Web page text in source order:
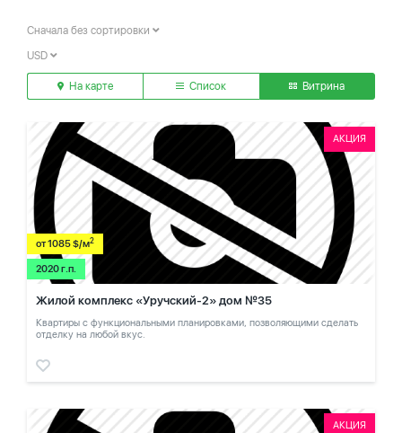
Сначала без сортировки
USD
На карте Список Витрина
АКЦИЯ
от 1085 $/м2
2020 г.п.
Жилой комплекс «Уручский-2» дом №35
Квартиры с функциональными планировками, позволяющими сделать
отделку на любой вкус.
АКЦИЯ